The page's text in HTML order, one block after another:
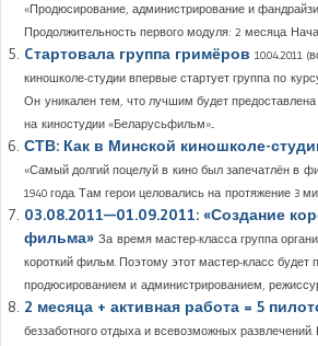
«Продюсирование, администрирование и
Продолжительность первого модуля: 2 месяца.
Cтартовала группа гримёров 10.04.2011
киношколе-студии впервые стартует группа по
Он уникален тем, что лучшим будет
на киностудии «Беларусьфильм»...
СТВ: Как в Минской киношколе-
«Самый долгий поцелуй в кино был запечатлён в
1940 года. Там герои целовались на протяжение 3
03.08.2011—01.09.2011: «Создание
фильма» За время мастер-класса группа
короткий фильм. Поэтому этот мастер-класс будет
продюсированием и администрированием,
2 месяца + активная работа = 5
беззаботного отдыха и всевозможных